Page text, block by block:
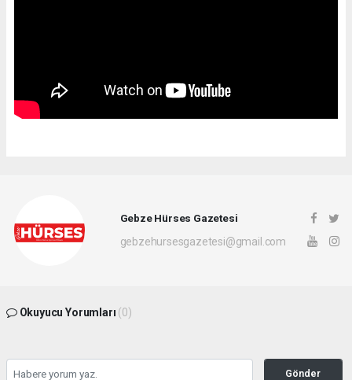
Gebze Hürses Gazetesi
gebzehursesgazetesi@gmail.com
Okuyucu Yorumları (0)
Gönder